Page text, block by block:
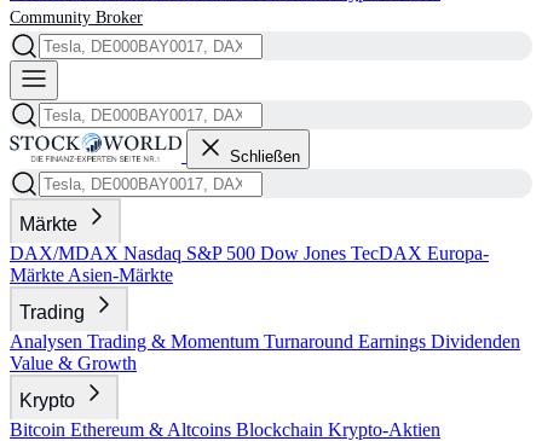
Community Broker
Schließen
Märkte
DAX/MDAX Nasdaq S&P 500 Dow Jones TecDAX Europa-
Märkte Asien-Märkte
Trading
Analysen Trading & Momentum Turnaround Earnings Dividenden
Value & Growth
Krypto
Bitcoin Ethereum & Altcoins Blockchain Krypto-Aktien